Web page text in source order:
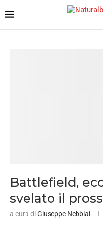
Battlefield,
svelato il
a cura diGiuseppe Nebbiai